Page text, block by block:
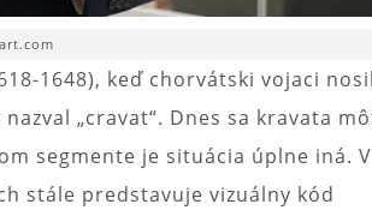
1648), keď chorvátski vojaci
„cravat“. Dnes sa kravata
segmente je situácia úplne iná. V
stále predstavuje vizuálny kód